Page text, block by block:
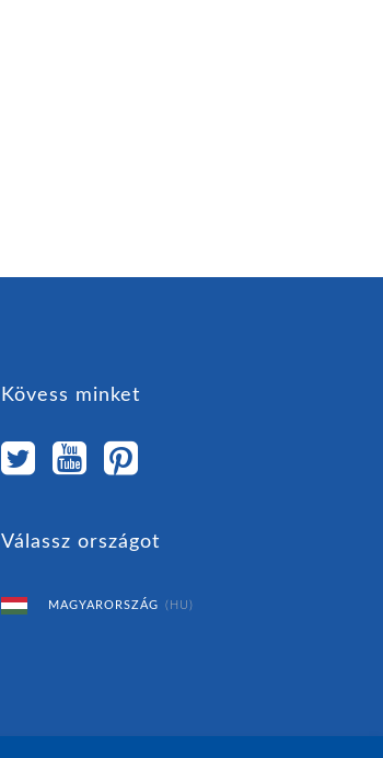
Kövess minket
Válassz országot
MAGYARORSZÁG (HU)